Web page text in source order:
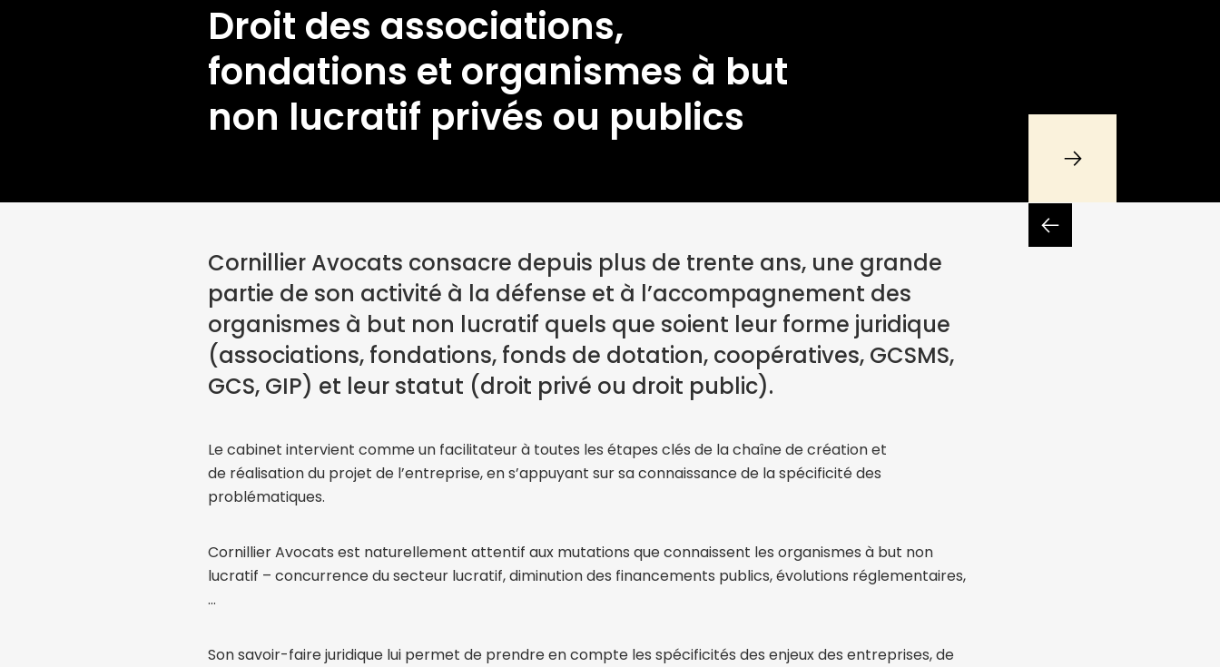
Droit des associations,
fondations et organismes à but
non lucratif privés ou publics
Cornillier Avocats consacre depuis plus de trente ans, une grande
partie de son activité à la défense et à l’accompagnement des
organismes à but non lucratif quels que soient leur forme juridique
(associations, fondations, fonds de dotation, coopératives, GCSMS,
GCS, GIP) et leur statut (droit privé ou droit public).
Le cabinet intervient comme un facilitateur à toutes les étapes clés de la chaîne de création et
de réalisation du projet de l’entreprise, en s’appuyant sur sa connaissance de la spécificité des
problématiques.
Cornillier Avocats est naturellement attentif aux mutations que connaissent les organismes à but non
lucratif – concurrence du secteur lucratif, diminution des financements publics, évolutions réglementaires,
…
Son savoir-faire juridique lui permet de prendre en compte les spécificités des enjeux des entreprises, de